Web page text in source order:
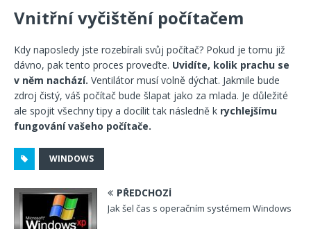
Vnitřní vyčištění počítačem
Kdy naposledy jste rozebírali svůj počítač? Pokud je tomu již
dávno, pak tento proces proveďte. Uvidíte, kolik prachu se
v něm nachází. Ventilátor musí volně dýchat. Jakmile bude
zdroj čistý, váš počítač bude šlapat jako za mlada. Je důležité
ale spojit všechny tipy a docílit tak následně k rychlejšímu
fungování vašeho počítače.
WINDOWS
PŘEDCHOZÍ
Jak šel čas s operačním systémem Windows